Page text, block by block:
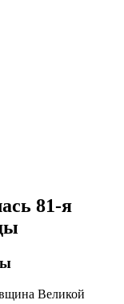
81-я